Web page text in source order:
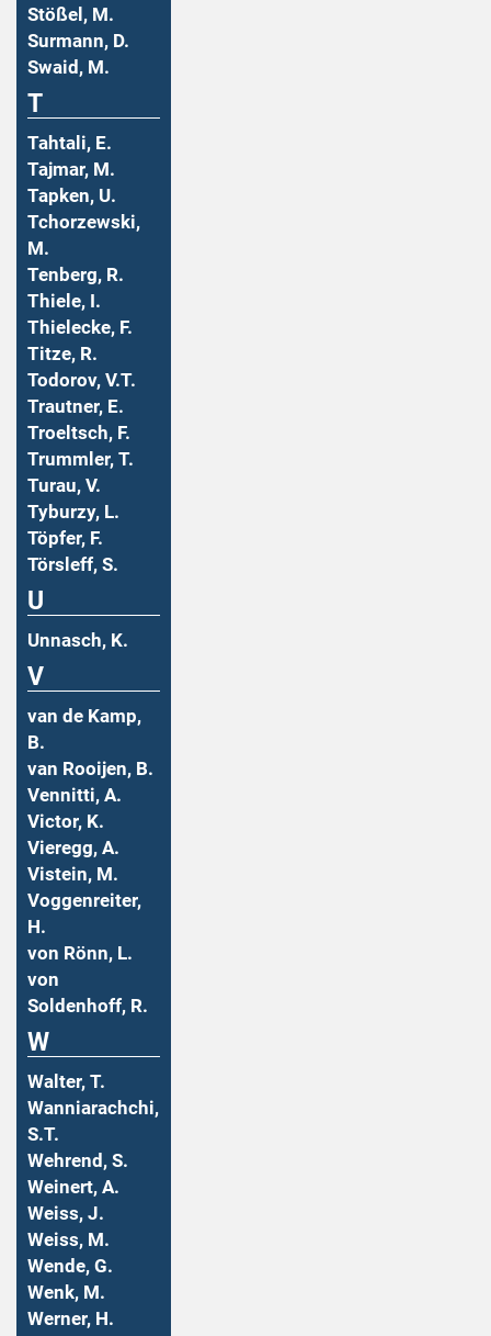
Stößel, M.
Surmann, D.
Swaid, M.
T
Tahtali, E.
Tajmar, M.
Tapken, U.
Tchorzewski,
M.
Tenberg, R.
Thiele, I.
Thielecke, F.
Titze, R.
Todorov, V.T.
Trautner, E.
Troeltsch, F.
Trummler, T.
Turau, V.
Tyburzy, L.
Töpfer, F.
Törsleff, S.
U
Unnasch, K.
V
van de Kamp,
B.
van Rooijen, B.
Vennitti, A.
Victor, K.
Vieregg, A.
Vistein, M.
Voggenreiter,
H.
von Rönn, L.
von
Soldenhoff, R.
W
Walter, T.
Wanniarachchi,
S.T.
Wehrend, S.
Weinert, A.
Weiss, J.
Weiss, M.
Wende, G.
Wenk, M.
Werner, H.